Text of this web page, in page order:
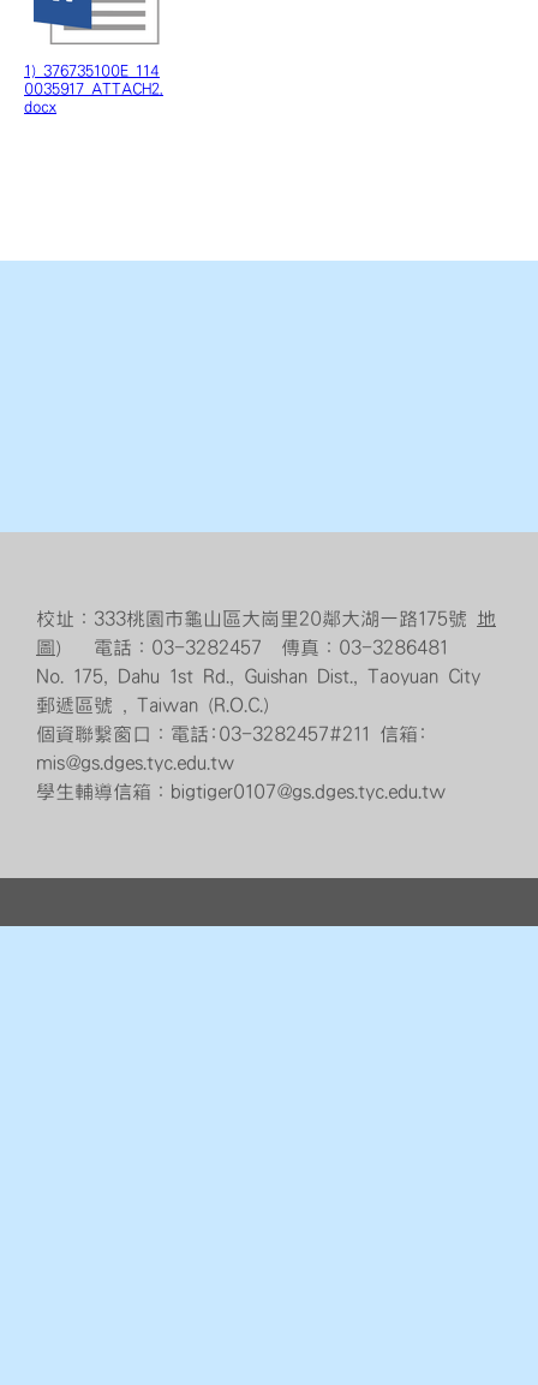
1) 376735100E_114
0035917_ATTACH2.
docx
校址：333桃園市龜山區大崗里20鄰大湖一路175號 地
圖） 電話：03-3282457 傳真：03-3286481
No. 175, Dahu 1st Rd., Guishan Dist., Taoyuan City
郵遞區號 , Taiwan (R.O.C.)
個資聯繫窗口：電話:03-3282457#211 信箱:
mis@gs.dges.tyc.edu.tw
學生輔導信箱：bigtiger0107@gs.dges.tyc.edu.tw